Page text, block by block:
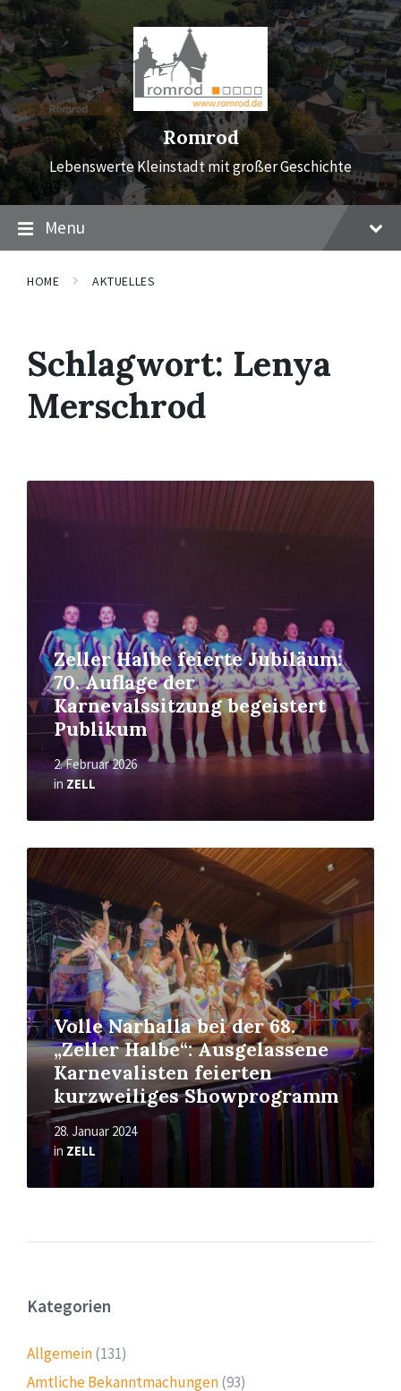
Skip
to
content
Skip
to
main
navigation
Skip
to
footer
Romrod
Lebenswerte Kleinstadt mit großer Geschichte
Menu
HOME AKTUELLES
Schlagwort: Lenya
Merschrod
Zeller Halbe feierte Jubiläum:
70. Auflage der
Karnevalssitzung begeistert
Publikum
2. Februar 2026
in ZELL
Read
Volle Narhalla bei der 68.
„Zeller Halbe“: Ausgelassene
Karnevalisten feierten
kurzweiliges Showprogramm
28. Januar 2024
in ZELL
Read
More
Kategorien
Allgemein(131)
Amtliche Bekanntmachungen(93)